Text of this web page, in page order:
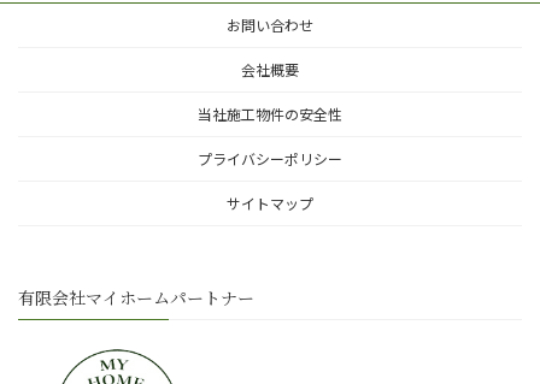
お問い合わせ
会社概要
当社施工物件の安全性
プライバシーポリシー
サイトマップ
有限会社マイホームパートナー